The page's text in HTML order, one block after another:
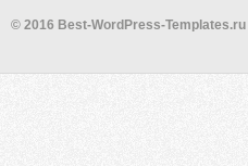
© 2016 Best-WordPress-Templates.ru